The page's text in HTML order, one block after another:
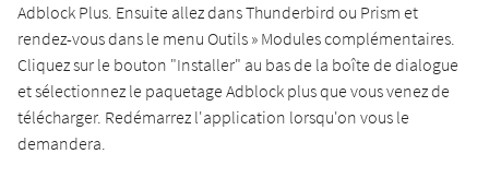
Adblock Plus. Ensuite allez dans Thunderbird ou Prism et
rendez-vous dans le menu Outils » Modules complémentaires.
Cliquez sur le bouton "Installer" au bas de la boîte de dialogue
et sélectionnez le paquetage Adblock plus que vous venez de
télécharger. Redémarrez l'application lorsqu'on vous le
demandera.